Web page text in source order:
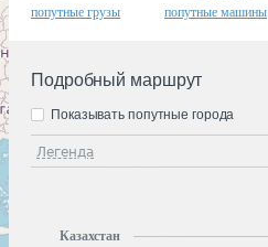
попутные грузы попутные машины
Подробный маршрут
Легенда
Показывать попутные города
Казахстан